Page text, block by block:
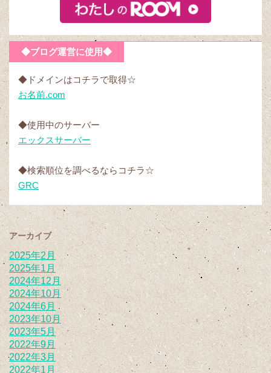
◆ブログ運営に使用◆
◆ドメインはコチラで取得☆
お名前.com
◆使用中のサーバー
エックスサーバー
◆検索順位を調べるならコチラ☆
GRC
アーカイブ
2025年2月
2025年1月
2024年12月
2024年10月
2024年6月
2023年10月
2023年5月
2022年9月
2022年3月
2022年1月